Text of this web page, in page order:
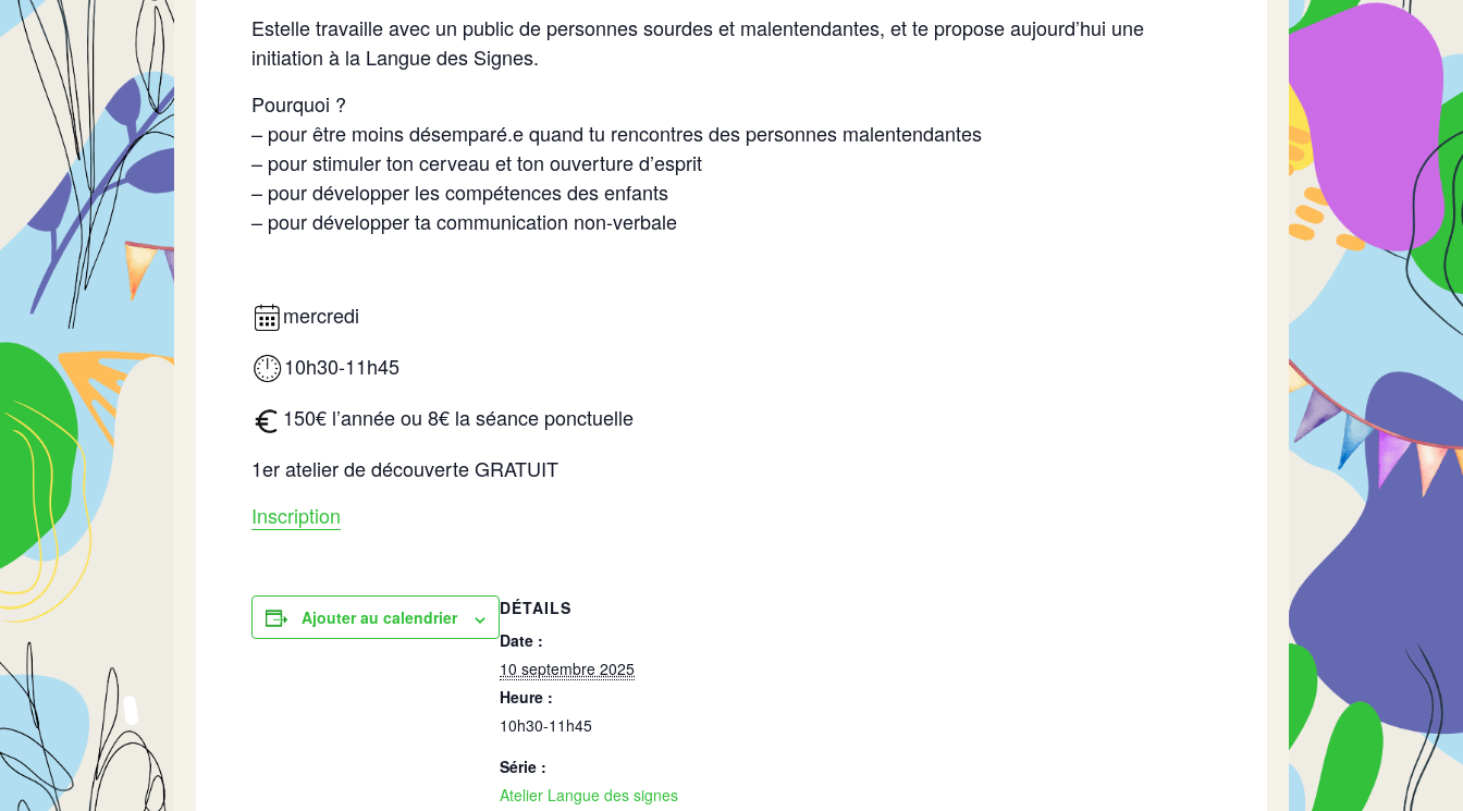
Estelle travaille avec un public de personnes sourdes et malentendantes, et te propose aujourd’hui une
initiation à la Langue des Signes.
Pourquoi ?
– pour être moins désemparé.e quand tu rencontres des personnes malentendantes
– pour stimuler ton cerveau et ton ouverture d’esprit
– pour développer les compétences des enfants
– pour développer ta communication non-verbale
mercredi
10h30-11h45
150€ l’année ou 8€ la séance ponctuelle
1er atelier de découverte GRATUIT
Inscription
Ajouter au calendrier
DÉTAILS
Date :
10 septembre 2025
Heure :
10h30-11h45
Série :
Atelier Langue des signes